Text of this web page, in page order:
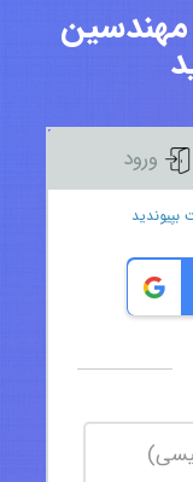
نفری مهندسین